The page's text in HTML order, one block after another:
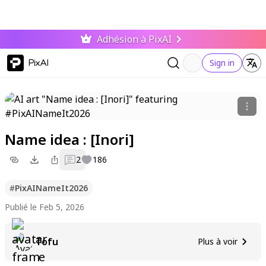
Adhésion à PixAI
PixAI Sign in
Name idea : [Inori]
2 186
#PixAINameIt2026
Publié le Feb 5, 2026
Tofu Plus à voir